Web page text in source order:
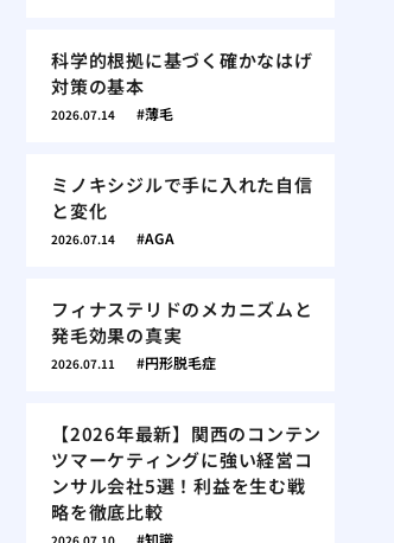
科学的根拠に基づく確かなはげ
対策の基本
2026.07.14 薄毛
ミノキシジルで手に入れた自信
と変化
2026.07.14 AGA
フィナステリドのメカニズムと
発毛効果の真実
2026.07.11 円形脱毛症
【2026年最新】関西のコンテン
ツマーケティングに強い経営コ
ンサル会社5選！利益を生む戦
略を徹底比較
2026.07.10 知識